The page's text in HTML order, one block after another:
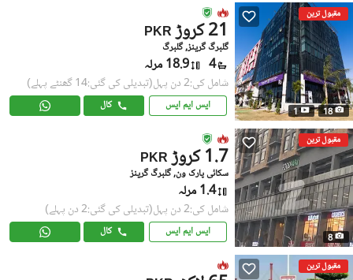
مقبول ترین
18
1
PKR 21 کروڑ
گلبرگ گرینز, گلبرگ
4 18.9 مرلہ
شامل کی:2 دن پہل (تبدیلی کی گئی:14 گھنٹے پہلے)
ایس ایم ایس کال
مقبول ترین
8
PKR 1.7 کروڑ
سکائی پارک ون, گلبرگ گرینز
1.4 مرلہ
شامل کی:2 دن پہل (تبدیلی کی گئی:2 دن پہلے)
ایس ایم ایس کال
مقبول ترین